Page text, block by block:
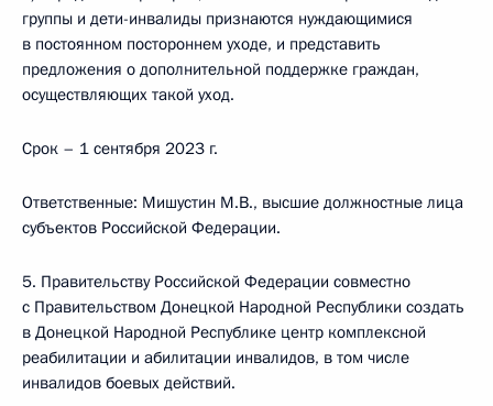
группы и дети-инвалиды признаются нуждающимися
в постоянном постороннем уходе, и представить
предложения о дополнительной поддержке граждан,
осуществляющих такой уход.
Срок – 1 сентября 2023 г.
Ответственные: Мишустин М.В., высшие должностные лица
субъектов Российской Федерации.
5. Правительству Российской Федерации совместно
с Правительством Донецкой Народной Республики создать
в Донецкой Народной Республике центр комплексной
реабилитации и абилитации инвалидов, в том числе
инвалидов боевых действий.